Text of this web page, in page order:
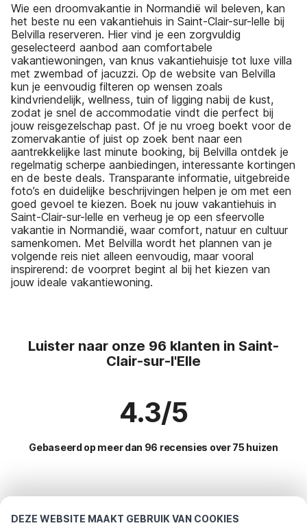
DEZE WEBSITE MAAKT GEBRUIK VAN COOKIES
Wie een droomvakantie in Normandië wil beleven, kan
het beste nu een vakantiehuis in Saint-Clair-sur-lelle bij
Belvilla reserveren. Hier vind je een zorgvuldig
geselecteerd aanbod aan comfortabele
vakantiewoningen, van knus vakantiehuisje tot luxe villa
met zwembad of jacuzzi. Op de website van Belvilla
kun je eenvoudig filteren op wensen zoals
kindvriendelijk, wellness, tuin of ligging nabij de kust,
zodat je snel de accommodatie vindt die perfect bij
jouw reisgezelschap past. Of je nu vroeg boekt voor de
zomervakantie of juist op zoek bent naar een
aantrekkelijke last minute booking, bij Belvilla ontdek je
regelmatig scherpe aanbiedingen, interessante kortingen
en de beste deals. Transparante informatie, uitgebreide
foto’s en duidelijke beschrijvingen helpen je om met een
goed gevoel te kiezen. Boek nu jouw vakantiehuis in
Saint-Clair-sur-lelle en verheug je op een sfeervolle
vakantie in Normandië, waar comfort, natuur en cultuur
samenkomen. Met Belvilla wordt het plannen van je
volgende reis niet alleen eenvoudig, maar vooral
inspirerend: de voorpret begint al bij het kiezen van
jouw ideale vakantiewoning.
Luister naar onze 96 klanten in Saint-
Clair-sur-l'Elle
4.3/5
Gebaseerd op meer dan 96 recensies over 75 huizen
vakantie